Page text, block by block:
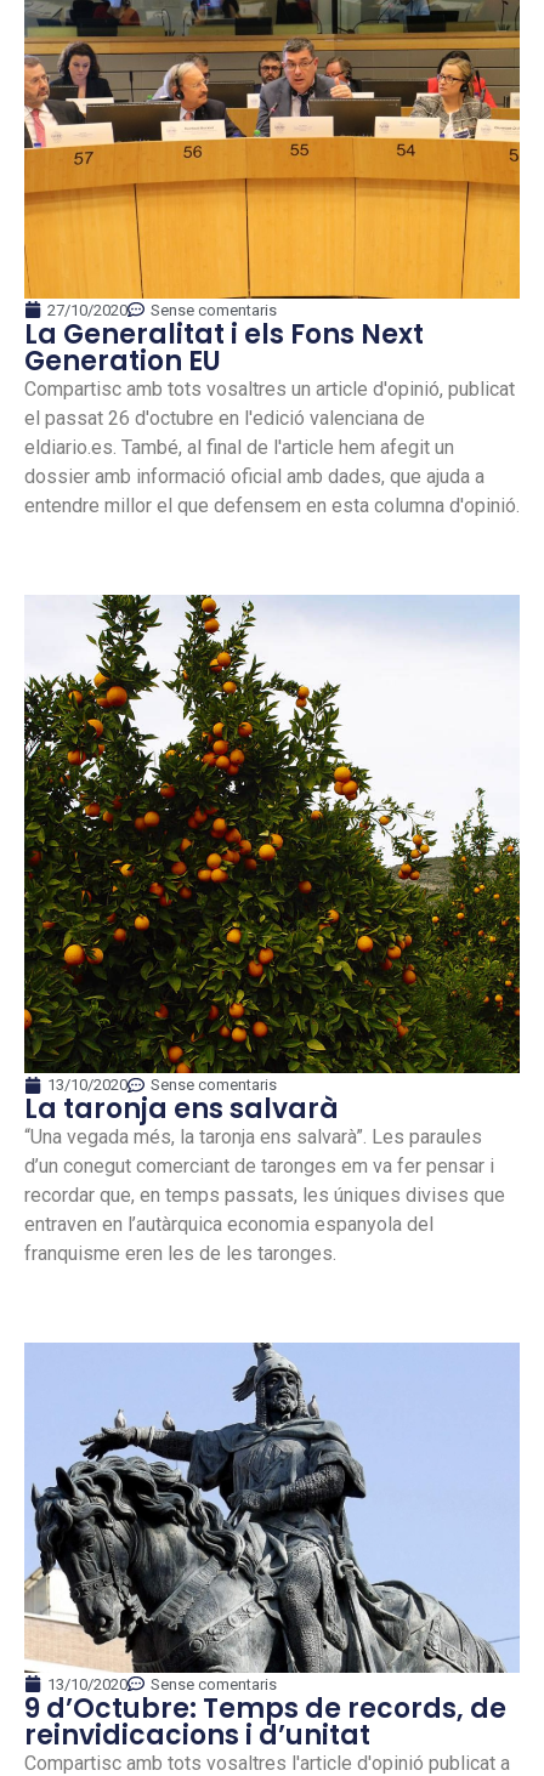
27/10/2020 Sense comentaris
La Generalitat i els Fons Next
Generation EU
Compartisc amb tots vosaltres un article d'opinió, publicat
el passat 26 d'octubre en l'edició valenciana de
eldiario.es. També, al final de l'article hem afegit un
dossier amb informació oficial amb dades, que ajuda a
entendre millor el que defensem en esta columna d'opinió.
13/10/2020 Sense comentaris
La taronja ens salvarà
“Una vegada més, la taronja ens salvarà”. Les paraules
d’un conegut comerciant de taronges em va fer pensar i
recordar que, en temps passats, les úniques divises que
entraven en l’autàrquica economia espanyola del
franquisme eren les de les taronges.
13/10/2020 Sense comentaris
9 d’Octubre: Temps de records, de
reinvidicacions i d’unitat
Compartisc amb tots vosaltres l'article d'opinió publicat a